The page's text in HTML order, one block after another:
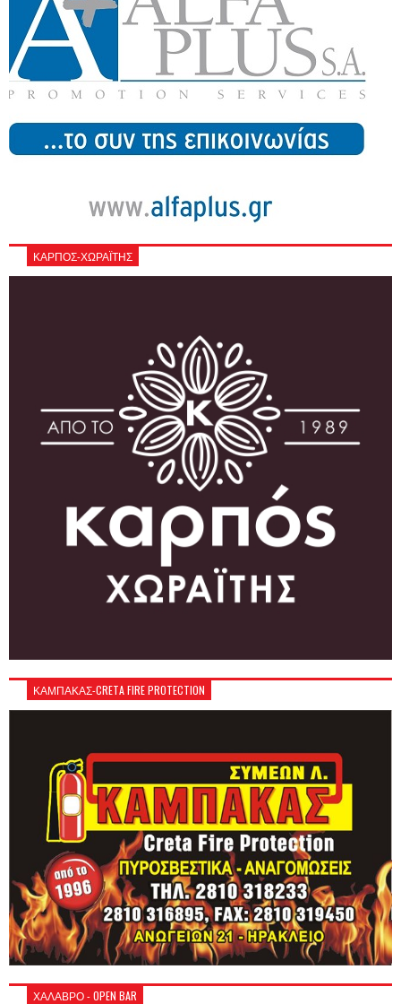
ΚΑΡΠΟΣ-ΧΩΡΑΪΤΗΣ
ΚΑΜΠΑΚΑΣ-CRETA FIRE PROTECTION
ΧΑΛΑΒΡΟ - OPEN BAR